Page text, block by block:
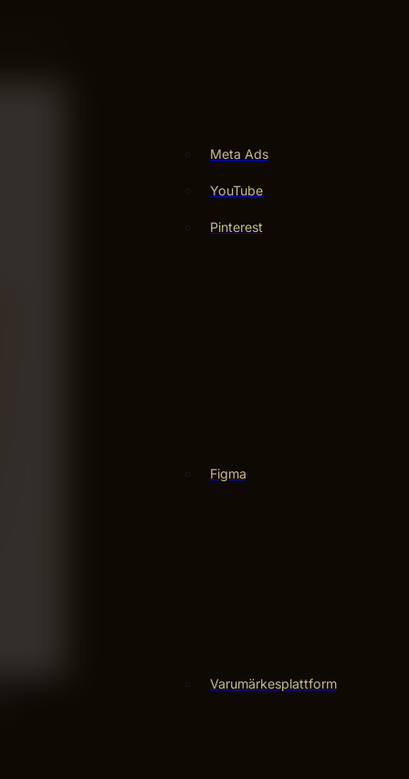
Meta Ads
YouTube
Pinterest
Figma
Varumärkesplattform
är